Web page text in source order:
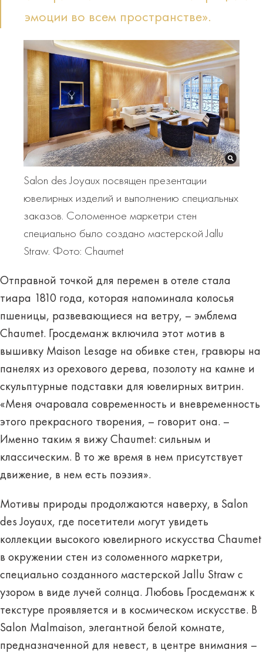
эмоции во всем пространстве».
Salon des Joyaux посвящен презентации
ювелирных изделий и выполнению специальных
заказов. Соломенное маркетри стен
специально было создано мастерской Jallu
Straw. Фото: Chaumet
Отправной точкой для перемен в отеле стала
тиара 1810 года, которая напоминала колосья
пшеницы, развевающиеся на ветру, – эмблема
Chaumet. Гросдеманж включила этот мотив в
вышивку Maison Lesage на обивке стен, гравюры на
панелях из орехового дерева, позолоту на камне и
скульптурные подставки для ювелирных витрин.
«Меня очаровала современность и вневременность
этого прекрасного творения, – говорит она. –
Именно таким я вижу Chaumet: сильным и
классическим. В то же время в нем присутствует
движение, в нем есть поэзия».
Мотивы природы продолжаются наверху, в Salon
des Joyaux, где посетители могут увидеть
коллекции высокого ювелирного искусства Chaumet
в окружении стен из соломенного маркетри,
специально созданного мастерской Jallu Straw с
узором в виде лучей солнца. Любовь Гросдеманж к
текстуре проявляется и в космическом искусстве. В
Salon Malmaison, элегантной белой комнате,
предназначенной для невест, в центре внимания –